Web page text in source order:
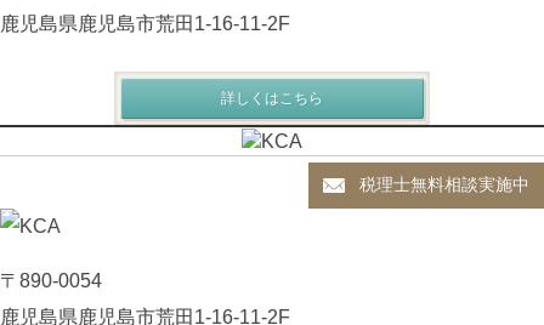
鹿児島県鹿児島市荒田1-16-11-2F
詳しくはこちら
税理士無料相談実施中
〒890-0054
鹿児島県鹿児島市荒田1-16-11-2F